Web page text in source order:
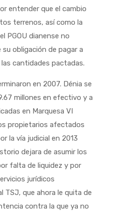
entender que el cambio
terrenos, así como la
PGOU dianense no
obligación de pagar a
cantidades pactadas.
en 2007. Dénia se
millones en efectivo y a
en Marquesa VI
propietarios afectados
la vía judicial en 2013
dejara de asumir los
falta de liquidez y por
jurídicos
TSJ, que ahora le quita de
contra la que ya no